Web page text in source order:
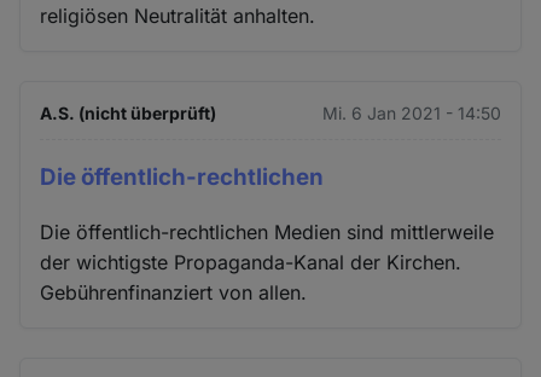
religiösen Neutralität anhalten.
A.S. (nicht überprüft) Mi. 6 Jan 2021 - 14:50
Die öffentlich-rechtlichen
Die öffentlich-rechtlichen Medien sind mittlerweile
der wichtigste Propaganda-Kanal der Kirchen.
Gebührenfinanziert von allen.